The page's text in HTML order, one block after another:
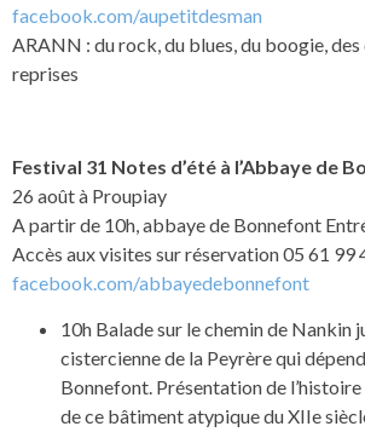
facebook.com/aupetitdesman
ARANN : du rock, du blues, du boogie,
reprises
Festival 31 Notes d’été à l’Abbaye de
26 août à Proupiay
A partir de 10h, abbaye de Bonnefont
Accès aux visites sur réservation 05 61 99
facebook.com/abbayedebonnefont
10h Balade sur le chemin de Nankin
cistercienne de la Peyrère qui
Bonnefont. Présentation de
de ce bâtiment atypique du XIIe